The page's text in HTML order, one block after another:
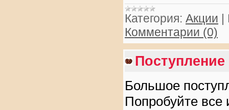
Категория: Акции |
Комментарии (0)
Большое
Попробуйте все